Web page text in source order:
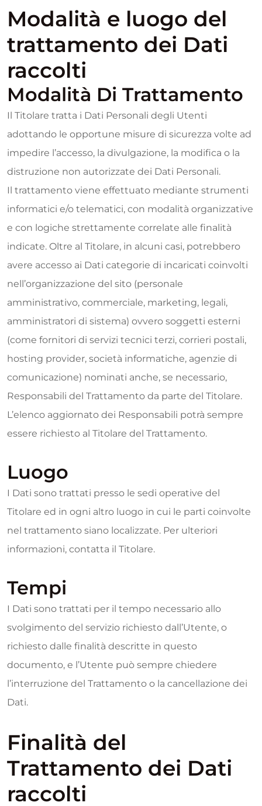
Modalità e luogo del
trattamento dei Dati
raccolti
Modalità Di Trattamento
Il Titolare tratta i Dati Personali degli Utenti
adottando le opportune misure di sicurezza volte ad
impedire l’accesso, la divulgazione, la modifica o la
distruzione non autorizzate dei Dati Personali.
Il trattamento viene effettuato mediante strumenti
informatici e/o telematici, con modalità organizzative
e con logiche strettamente correlate alle finalità
indicate. Oltre al Titolare, in alcuni casi, potrebbero
avere accesso ai Dati categorie di incaricati coinvolti
nell’organizzazione del sito (personale
amministrativo, commerciale, marketing, legali,
amministratori di sistema) ovvero soggetti esterni
(come fornitori di servizi tecnici terzi, corrieri postali,
hosting provider, società informatiche, agenzie di
comunicazione) nominati anche, se necessario,
Responsabili del Trattamento da parte del Titolare.
L’elenco aggiornato dei Responsabili potrà sempre
essere richiesto al Titolare del Trattamento.
Luogo
I Dati sono trattati presso le sedi operative del
Titolare ed in ogni altro luogo in cui le parti coinvolte
nel trattamento siano localizzate. Per ulteriori
informazioni, contatta il Titolare.
Tempi
I Dati sono trattati per il tempo necessario allo
svolgimento del servizio richiesto dall’Utente, o
richiesto dalle finalità descritte in questo
documento, e l’Utente può sempre chiedere
l’interruzione del Trattamento o la cancellazione dei
Dati.
Finalità del
Trattamento dei Dati
raccolti